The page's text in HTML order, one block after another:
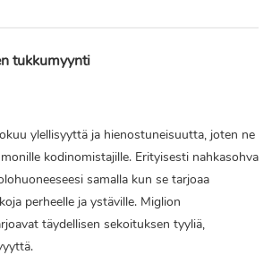
tukkumyynti
ylellisyyttä ja hienostuneisuutta, joten ne
kodinomistajille. Erityisesti nahkasohva
samalla kun se tarjoaa
perheelle ja ystäville. Miglion
täydellisen sekoituksen tyyliä,